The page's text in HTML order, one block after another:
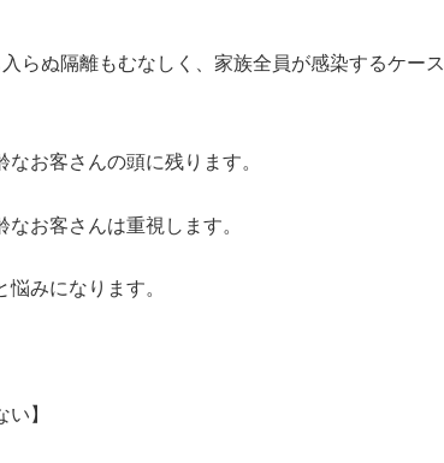
らぬ隔離もむなしく、家族全員が感染するケース
お客さんの頭に残ります。
お客さんは重視します。
みになります。
】